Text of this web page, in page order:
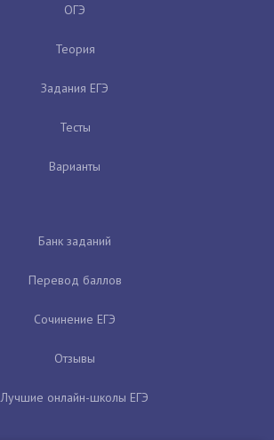
ОГЭ
Теория
Задания ЕГЭ
Тесты
Варианты
Банк заданий
Перевод баллов
Сочинение ЕГЭ
Отзывы
Лучшие онлайн-школы ЕГЭ